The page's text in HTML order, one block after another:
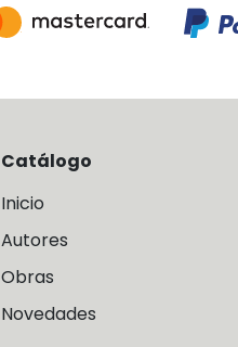
Catálogo
Inicio
Autores
Obras
Novedades